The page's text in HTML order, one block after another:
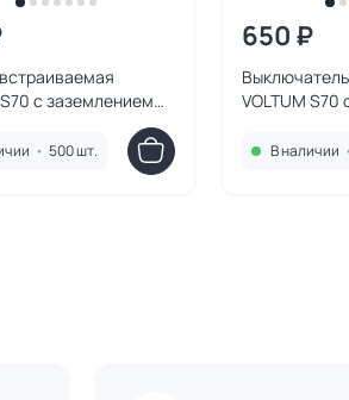
с заземлением
VLS040103
• 500 шт.
650 ₽
VOLTUM
В наличии •